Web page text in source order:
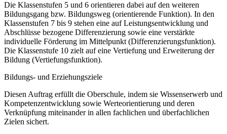
Die Klassenstufen 5 und 6 orientieren dabei auf den weiteren
Bildungsgang bzw. Bildungsweg (orientierende Funktion). In den
Klassenstufen 7 bis 9 stehen eine auf Leistungsentwicklung und
Abschlüsse bezogene Differenzierung sowie eine verstärkte
individuelle Förderung im Mittelpunkt (Differenzierungsfunktion).
Die Klassenstufe 10 zielt auf eine Vertiefung und Erweiterung der
Bildung (Vertiefungsfunktion).
Bildungs- und Erziehungsziele
Diesen Auftrag erfüllt die Oberschule, indem sie Wissenserwerb und
Kompetenzentwicklung sowie Werteorientierung und deren
Verknüpfung miteinander in allen fachlichen und überfachlichen
Zielen sichert.